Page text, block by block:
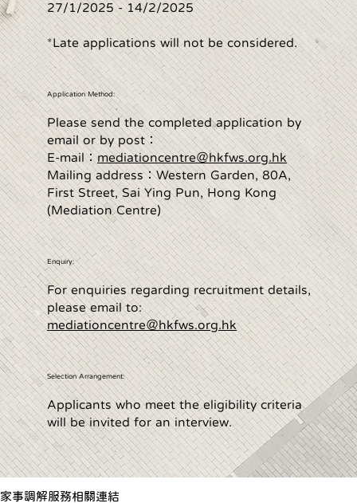
家事調解服務相關連結
27/1/2025 - 14/2/2025
*Late applications will not be considered.
Application Method:
Please send the completed application by
email or by post：
E-mail： mediationcentre＠hkfws.org.hk
Mailing address：Western Garden, 80A,
First Street, Sai Ying Pun, Hong Kong
(Mediation Centre)
Enquiry:
For enquiries regarding recruitment details,
please email to:
​mediationcentre＠hkfws.org.hk
Selection Arrangement:
Applicants who meet the eligibility criteria
will be invited for an interview.